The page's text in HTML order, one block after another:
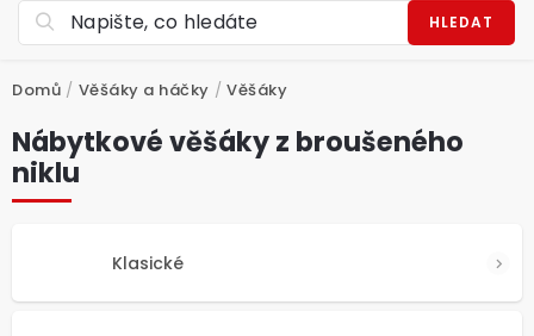
HLEDAT
Domů / Věšáky a háčky / Věšáky
Nábytkové věšáky z broušeného
niklu
Klasické